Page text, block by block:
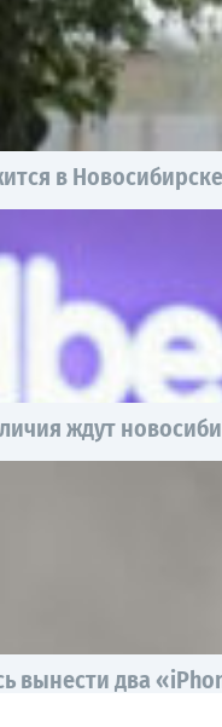
в
ждут
вынести два